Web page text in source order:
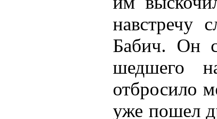
навстречу
Бабич. Он
шедшего
отбросило
уже пошел